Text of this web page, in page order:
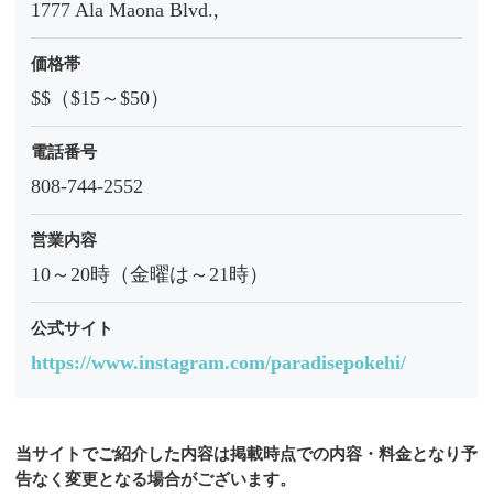
1777 Ala Maona Blvd.,
価格帯
$$（$15～$50）
電話番号
808-744-2552
営業内容
10～20時（金曜は～21時）
公式サイト
https://www.instagram.com/paradisepokehi/
当サイトでご紹介した内容は掲載時点での内容・料金となり予
告なく変更となる場合がございます。